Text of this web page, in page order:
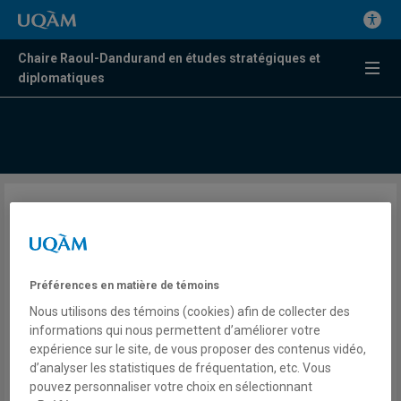
Chaire Raoul-Dandurand en études stratégiques et
diplomatiques
américaines 2020
Par Frédérick Gagnon, Alexis Rapin, Daphné St-Louis Ventura,
Julie-Pier Nadeau, David Dubé, Victor Bardou-Bourgeois,
Frédérique Verreault, Andréanne Bissonnette, Véronique
Pronovost
Le Balado de la Chaire
Préférences en matière de témoins
Nous utilisons des témoins (cookies) afin de collecter des
informations qui nous permettent d’améliorer votre
expérience sur le site, de vous proposer des contenus vidéo,
d’analyser les statistiques de fréquentation, etc. Vous
pouvez personnaliser votre choix en sélectionnant